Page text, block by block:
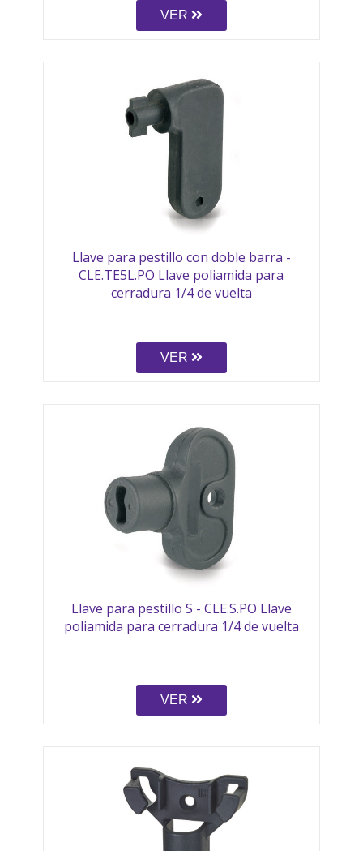
VER
Llave para pestillo con doble barra -
CLE.TE5L.PO Llave poliamida para
cerradura 1/4 de vuelta
VER
Llave para pestillo S - CLE.S.PO Llave
poliamida para cerradura 1/4 de vuelta
VER